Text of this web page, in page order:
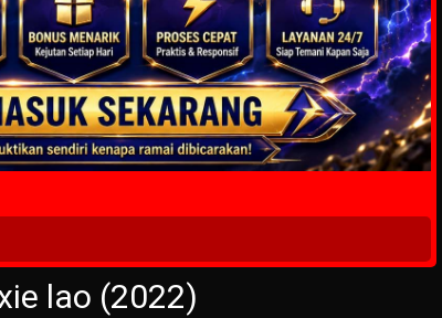
3 Wait Time
lao (2022)